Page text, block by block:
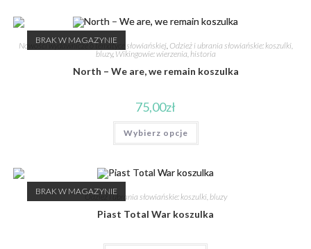
BRAK W MAGAZYNIE
Nowości wydawnicze o tematyce słowiańskiej, Odzież i ubrania słowiańskie: koszulki,
bluzy, Wikingowie: wierzenia, historia
North – We are, we remain koszulka
75,00zł
Wybierz opcje
BRAK W MAGAZYNIE
Odzież i ubrania słowiańskie: koszulki, bluzy
Piast Total War koszulka